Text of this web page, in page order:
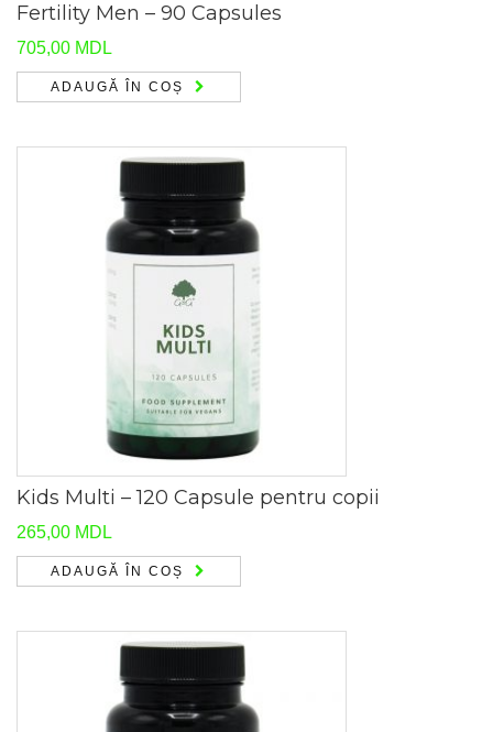
Fertility Men – 90 Capsules
705,00 MDL
ADAUGĂ ÎN COȘ
Kids Multi – 120 Capsule pentru copii
265,00 MDL
ADAUGĂ ÎN COȘ